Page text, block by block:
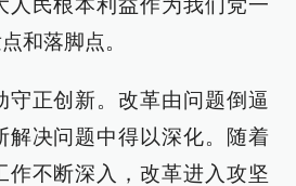
人民根本利益作为我们党一
和落脚点。
守正创新。改革由问题倒逼
解决问题中得以深化。随着
作不断深入，改革进入攻坚